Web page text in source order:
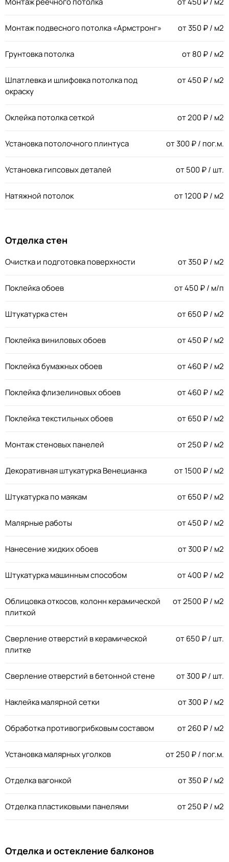
Монтаж подвесного потолка «Армстронг» от350₽ / м2
Грунтовка потолка от80₽ / м2
Шпатлевка и шлифовка потолка под
окраску
от450₽ / м2
Оклейка потолка сеткой от200₽ / м2
Установка потолочного плинтуса от300₽ / пог.м.
Установка гипсовых деталей от500₽ / шт.
Натяжной потолок от1200₽ / м2
Отделка стен
Очистка и подготовка поверхности от350₽ / м2
Поклейка обоев от450₽ / м/п
Штукатурка стен от650₽ / м2
Поклейка виниловых обоев от450₽ / м2
Поклейка бумажных обоев от460₽ / м2
Поклейка флизелиновых обоев от460₽ / м2
Поклейка текстильных обоев от650₽ / м2
Монтаж стеновых панелей от250₽ / м2
Декоративная штукатурка Венецианка от1500₽ / м2
Штукатурка по маякам от650₽ / м2
Малярные работы от450₽ / м2
Нанесение жидких обоев от300₽ / м2
Штукатурка машинным способом от400₽ / м2
Облицовка откосов, колонн керамической
плиткой
от2500₽ / м2
Сверление отверстий в керамической
плитке
от650₽ / шт.
Сверление отверстий в бетонной стене от300₽ / шт.
Наклейка малярной сетки от300₽ / м2
Обработка противогрибковым составом от260₽ / м2
Установка малярных уголков от250₽ / пог.м.
Отделка вагонкой от350₽ / м2
Отделка пластиковыми панелями от250₽ / м2
Отделка и остекление балконов